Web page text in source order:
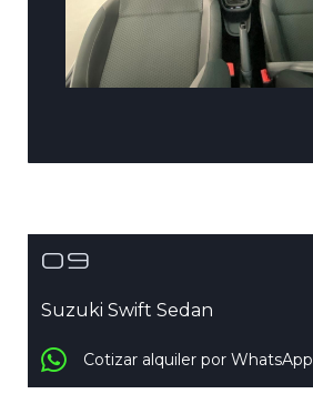
09
Suzuki Swift Sedan
Cotizar alquiler por WhatsApp